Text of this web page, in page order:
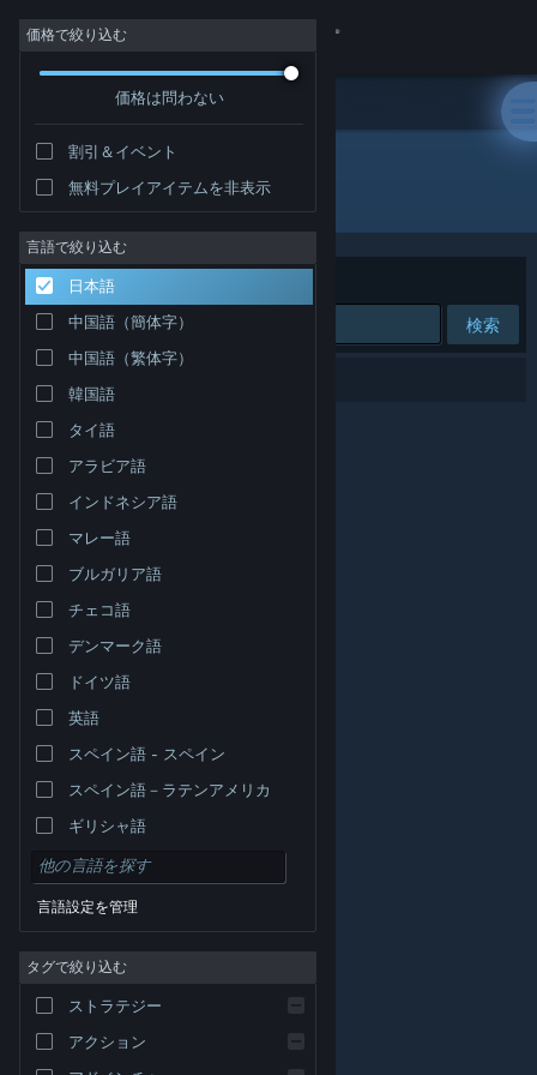
サインイン
コミュニティ
詳細
サポート
言語を変更
Steamモバイルアプリを入手
デスクトップウェブサイトを表示
© Valve Corporation. All rights reserved. 商標はすべて米
国およびその他の国の各社が所有します。
用規約| 返金| Cookie
価格で絞り込む
価格は問わない
割引＆イベント
無料プレイアイテムを非表示
言語で絞り込む
日本語
中国語（簡体字）
中国語（繁体字）
韓国語
タイ語
アラビア語
インドネシア語
マレー語
ブルガリア語
チェコ語
デンマーク語
ドイツ語
英語
スペイン語 - スペイン
スペイン語－ラテンアメリカ
ギリシャ語
言語設定を管理
タグで絞り込む
ストラテジー
アクション
開発元: Alpha Code Inc.
並べ替え 適合性
検索